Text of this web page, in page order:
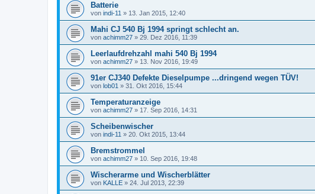
Batterie
von indi-11 » 13. Jan 2015, 12:40
Mahi CJ 540 Bj 1994 springt schlecht an.
von achimm27 » 29. Dez 2016, 11:39
Leerlaufdrehzahl mahi 540 Bj 1994
von achimm27 » 13. Nov 2016, 19:49
91er CJ340 Defekte Dieselpumpe ...dringend wegen TÜV!
von lob01 » 31. Okt 2016, 15:44
Temperaturanzeige
von achimm27 » 17. Sep 2016, 14:31
Scheibenwischer
von indi-11 » 20. Okt 2015, 13:44
Bremstrommel
von achimm27 » 10. Sep 2016, 19:48
Wischerarme und Wischerblätter
von KALLE » 24. Jul 2013, 22:39